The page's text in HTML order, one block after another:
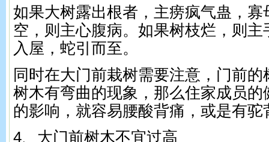
如果大树露出根者，主痨疯气蛊，寡
空，则主心腹病。如果树枝烂，则
入屋，蛇引而至。
同时在大门前栽树需要注意，门前
树木有弯曲的现象，那么住家成员的
的影响，就容易腰酸背痛，或是有驼
4、大门前树木不宜过高